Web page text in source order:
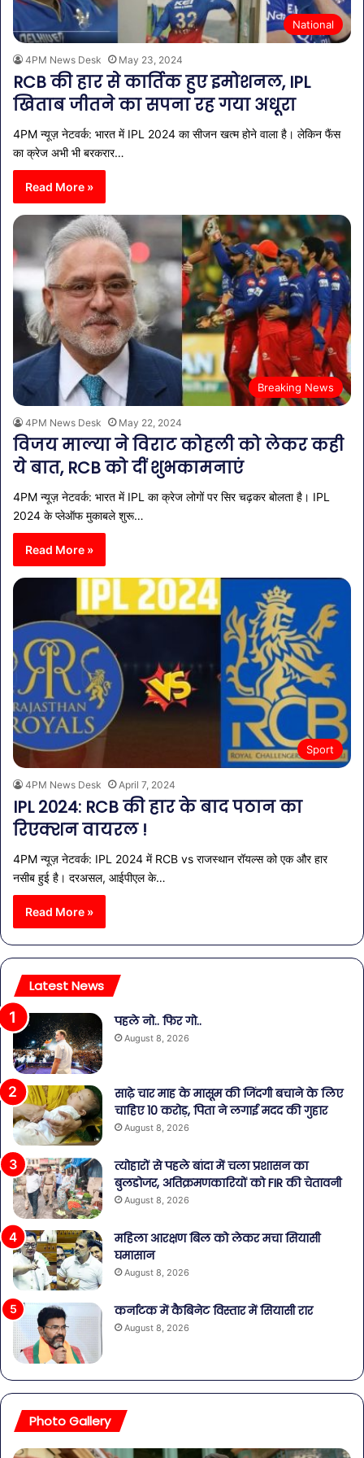
National
4PM News Desk May 23, 2024
RCB की हार से कार्तिक हुए इमोशनल, IPL
खिताब जीतने का सपना रह गया अधूरा
4PM न्यूज़ नेटवर्क: भारत में IPL 2024 का सीजन खत्म होने वाला है। लेकिन फैंस
का क्रेज अभी भी बरकरार…
Read More »
Breaking News
4PM News Desk May 22, 2024
विजय माल्या ने विराट कोहली को लेकर कही
ये बात, RCB को दीं शुभकामनाएं
4PM न्यूज़ नेटवर्क: भारत में IPL का क्रेज लोगों पर सिर चढ़कर बोलता है। IPL
2024 के प्लेऑफ मुकाबले शुरू…
Read More »
Sport
4PM News Desk April 7, 2024
IPL 2024: RCB की हार के बाद पठान का
रिएक्शन वायरल !
4PM न्यूज़ नेटवर्क: IPL 2024 में RCB vs राजस्थान रॉयल्स को एक और हार
नसीब हुई है। दरअसल, आईपीएल के…
Read More »
Latest News
पहले नो.. फिर गो..
August 8, 2026
साढ़े चार माह के मासूम की जिंदगी बचाने के लिए
चाहिए 10 करोड़, पिता ने लगाई मदद की गुहार
August 8, 2026
त्योहारों से पहले बांदा में चला प्रशासन का
बुलडोजर, अतिक्रमणकारियों को FIR की चेतावनी
August 8, 2026
महिला आरक्षण बिल को लेकर मचा सियासी
घमासान
August 8, 2026
कर्नाटक में कैबिनेट विस्तार में सियासी रार
August 8, 2026
Photo Gallery